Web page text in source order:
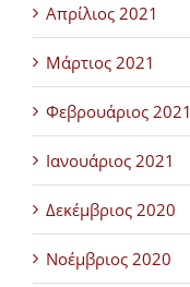
Απρίλιος 2021
Μάρτιος 2021
Φεβρουάριος 2021
Ιανουάριος 2021
Δεκέμβριος 2020
Νοέμβριος 2020